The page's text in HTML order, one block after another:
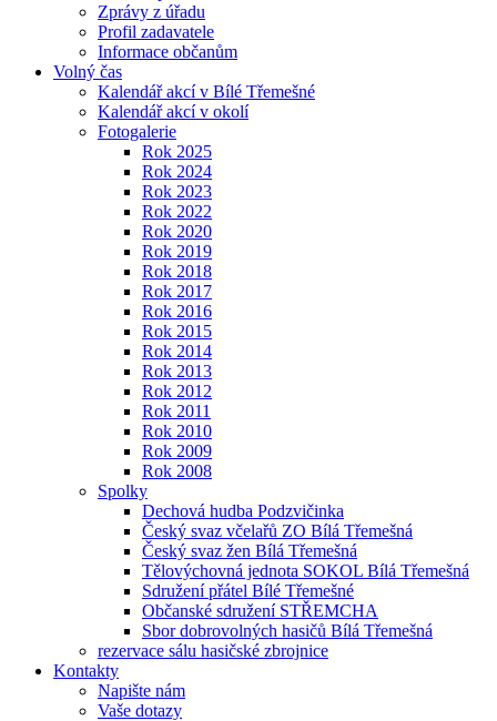
Zprávy z úřadu
Profil zadavatele
Informace občanům
Volný čas
Kalendář akcí v Bílé Třemešné
Kalendář akcí v okolí
Fotogalerie
Rok 2025
Rok 2024
Rok 2023
Rok 2022
Rok 2020
Rok 2019
Rok 2018
Rok 2017
Rok 2016
Rok 2015
Rok 2014
Rok 2013
Rok 2012
Rok 2011
Rok 2010
Rok 2009
Rok 2008
Spolky
Dechová hudba Podzvičinka
Český svaz včelařů ZO Bílá Třemešná
Český svaz žen Bílá Třemešná
Tělovýchovná jednota SOKOL Bílá Třemešná
Sdružení přátel Bílé Třemešné
Občanské sdružení STŘEMCHA
Sbor dobrovolných hasičů Bílá Třemešná
rezervace sálu hasičské zbrojnice
Kontakty
Napište nám
Vaše dotazy